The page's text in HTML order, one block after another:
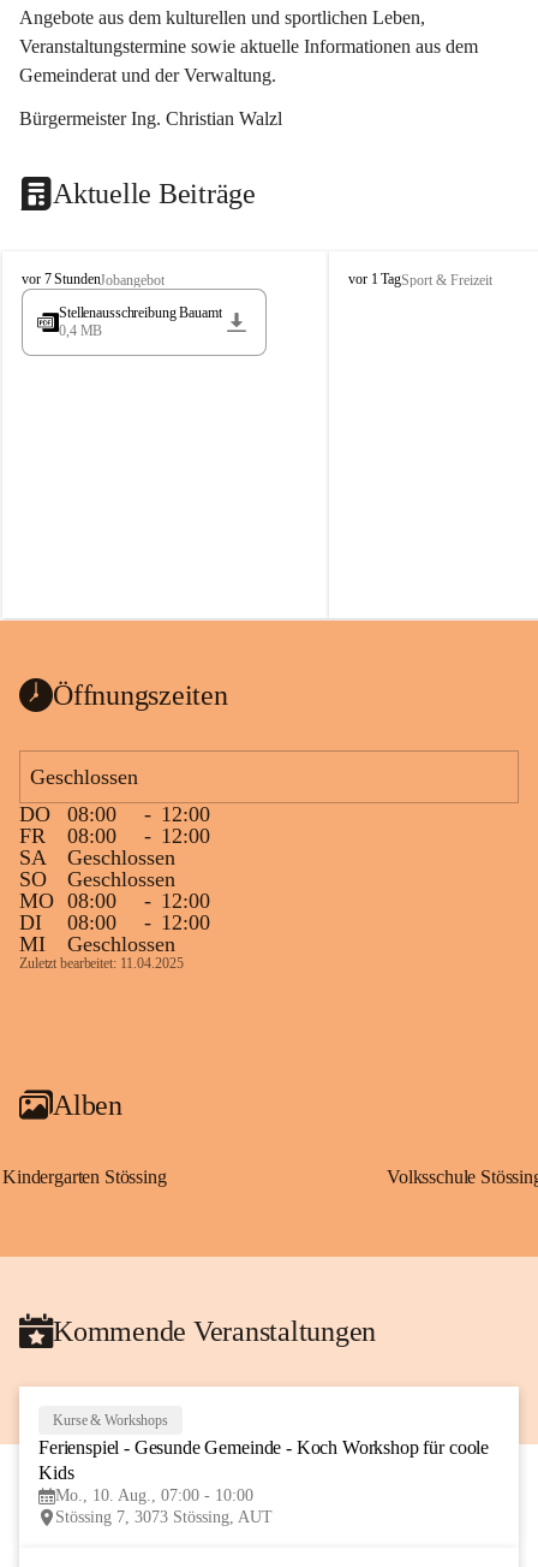
Angebote aus dem kulturellen und sportlichen Leben,
Veranstaltungstermine sowie aktuelle Informationen aus dem
Gemeinderat und der Verwaltung.
Bürgermeister Ing. Christian Walzl
Aktuelle Beiträge
S
t
s
vor 7 StundenJobangebot
Stellenausschreibung Bauamt
0,4 MB
S
vor 1 TagSport & Freizeit
Öffnungszeiten
Geschlossen
DO
08:00 - 12:00
FR
08:00 - 12:00
SA
Geschlossen
SO
Geschlossen
MO 08:00 - 12:00
DI
08:00 - 12:00
MI
Geschlossen
Zuletzt bearbeitet: 11.04.2025
Alben
Kindergarten Stössing Volksschule
Kommende Veranstaltungen
AUG
Kurse & Workshops
Ferienspiel - Gesunde Gemeinde - Koch Workshop für coole
Kids
Mo., 10. Aug., 07:00 - 10:00
Stössing 7, 3073 Stössing, AUT